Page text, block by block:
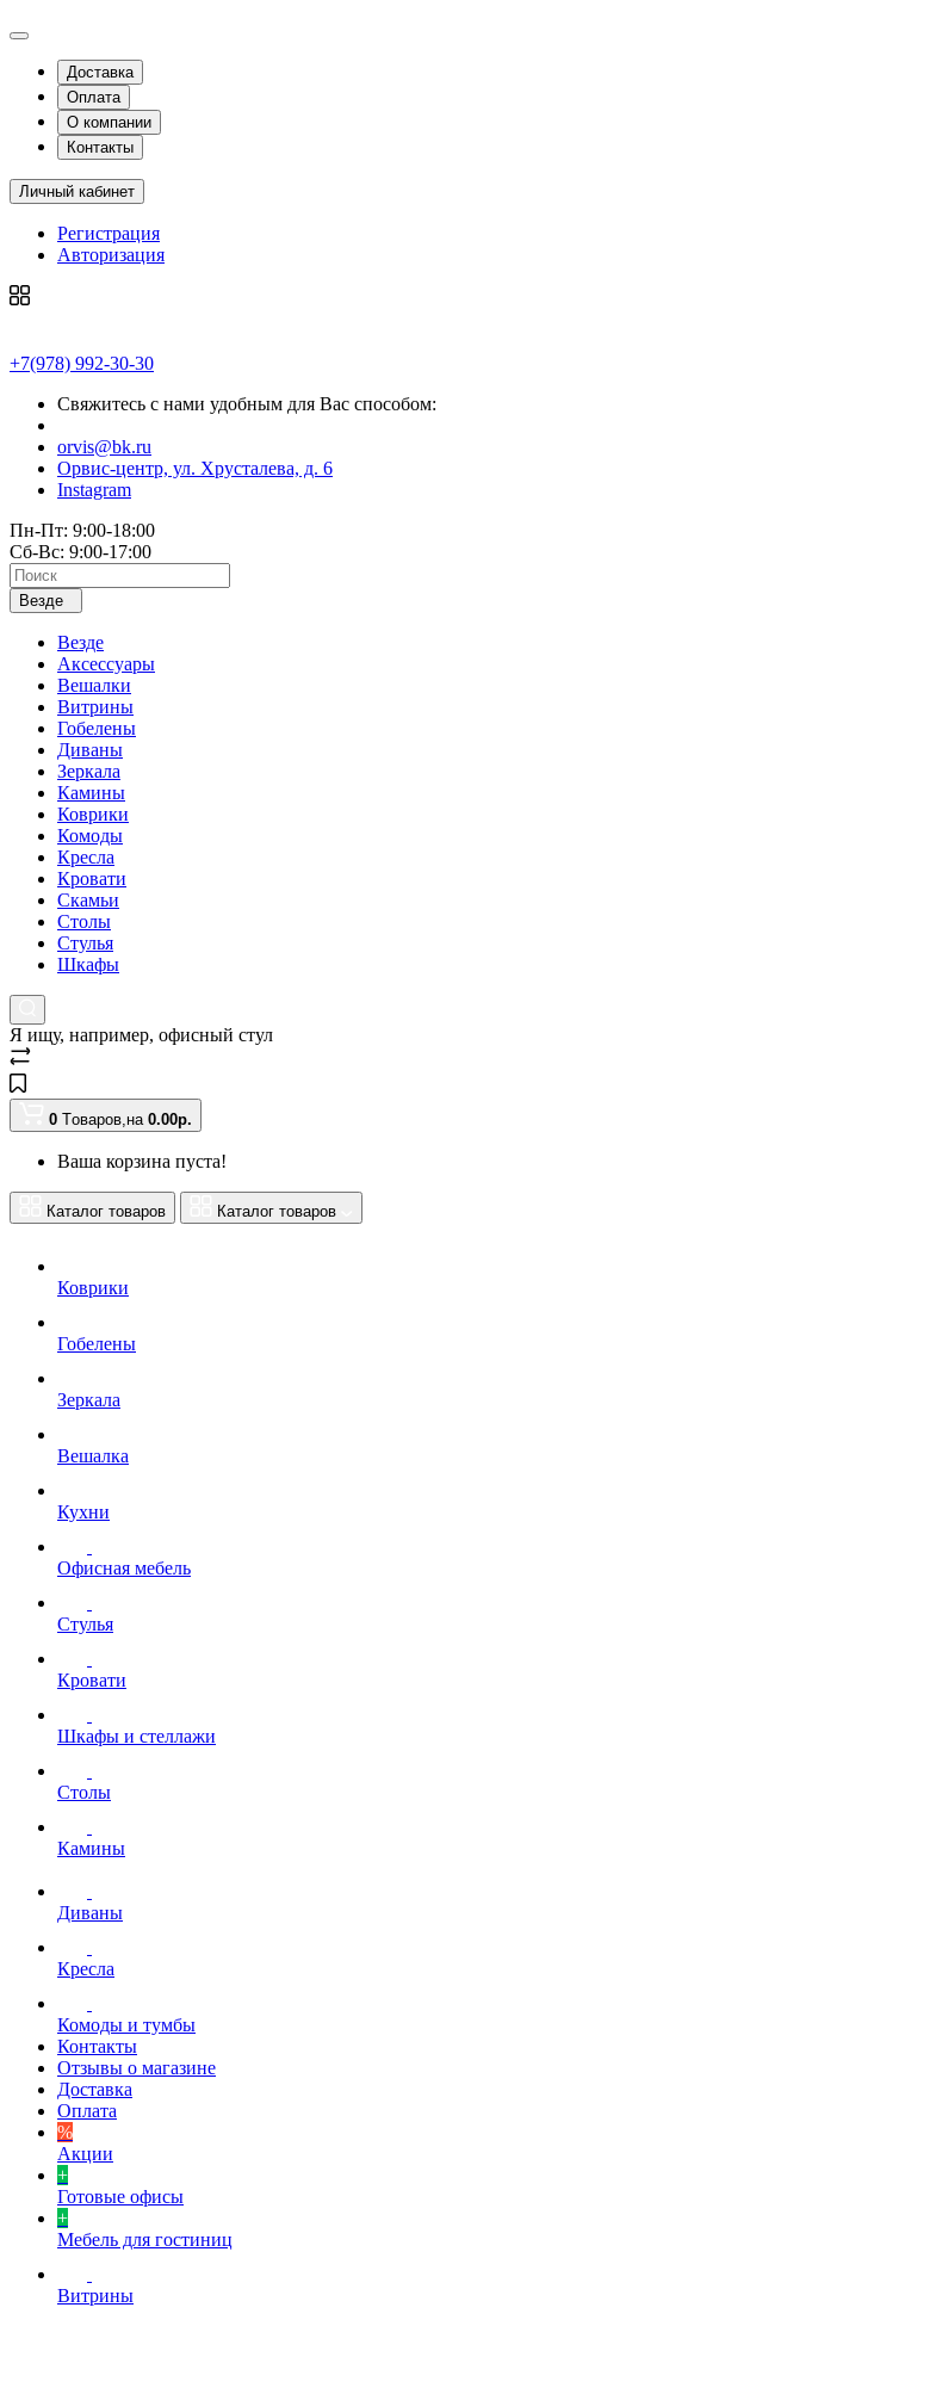
Доставка
Оплата
О компании
Контакты
Личный кабинет
Регистрация
Авторизация
+7(978) 992-30-30
Свяжитесь с нами удобным для Вас способом:
orvis@bk.ru
Орвис-центр, ул. Хрусталева, д. 6
Instagram
Пн-Пт: 9:00-18:00
Сб-Вс: 9:00-17:00
Везде
Везде
Аксессуары
Вешалки
Витрины
Гобелены
Диваны
Зеркала
Камины
Коврики
Комоды
Кресла
Кровати
Скамьи
Столы
Стулья
Шкафы
Я ищу, например, офисный стул
0 Tоваров,на 0.00р.
Ваша корзина пуста!
Каталог товаров Каталог товаров
Коврики
Гобелены
Зеркала
Вешалка
Кухни
Офисная мебель
Стулья
Кровати
Шкафы и стеллажи
Столы
Камины
Диваны
Кресла
Комоды и тумбы
Контакты
Отзывы о магазине
Доставка
Оплата
%
Акции
+
Готовые офисы
+
Мебель для гостиниц
Витрины